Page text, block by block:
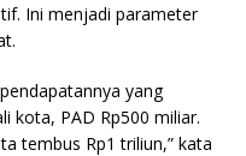
Ini menjadi parameter
yang
kota, PAD Rp500 miliar.
tembus Rp1 triliun,” kata